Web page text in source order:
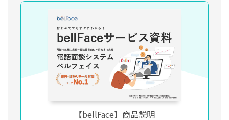
【bellFace】商品説明